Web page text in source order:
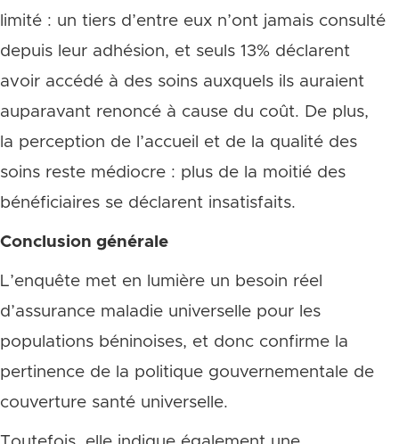
limité : un tiers d’entre eux n’ont jamais consulté
depuis leur adhésion, et seuls 13% déclarent
avoir accédé à des soins auxquels ils auraient
auparavant renoncé à cause du coût. De plus,
la perception de l’accueil et de la qualité des
soins reste médiocre : plus de la moitié des
bénéficiaires se déclarent insatisfaits.
Conclusion générale
L’enquête met en lumière un besoin réel
d’assurance maladie universelle pour les
populations béninoises, et donc confirme la
pertinence de la politique gouvernementale de
couverture santé universelle.